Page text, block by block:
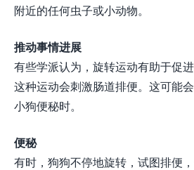
附近的任何虫子或小动物。
推动事情进展
有些学派认为，旋转运动有助于促
这种运动会刺激肠道排便。这可能
小狗便秘时。
便秘
有时，狗狗不停地旋转，试图排便